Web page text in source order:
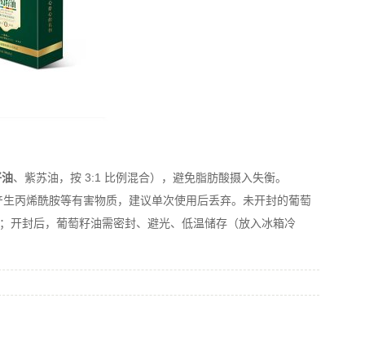
、紫苏油，按 3:1 比例混合），避免脂肪酸摄入失衡。
烯酰胺等有害物质，建议单次使用后丢弃。未开封的葡萄
开封后，葡萄籽油需密封、避光、低温储存（放入冰箱冷